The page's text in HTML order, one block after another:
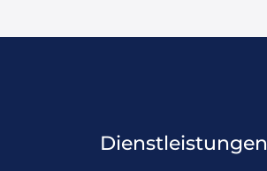
Dienstleistungen